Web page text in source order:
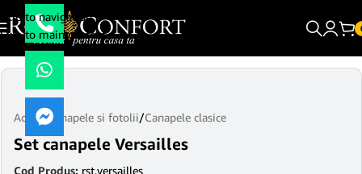
Skip to navigation
Skip to main content
Acasă/Canapele si fotolii/Canapele clasice
Set canapele Versailles
Cod Produs: rst.versailles